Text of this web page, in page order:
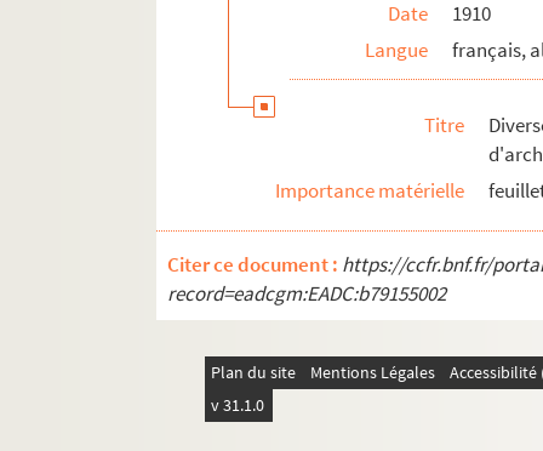
MS 1239. Révolution en Alsace Notes
MS 1240. Révolution en Alsace Notes
MS 1241-1250. Procès-verbaux de
MS 1251-1293. Révolution en Alsace
Date
1910
Langue
français,
Titre
Importance matérielle
Citer ce document : https://ccfr.bnf.fr/
record=eadcgm:EADC:b79155002
Plan du site Mentions Légales
v 31.1.0